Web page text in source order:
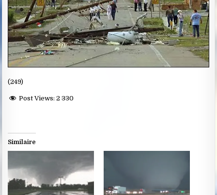
(249)
Post Views: 2 330
Similaire